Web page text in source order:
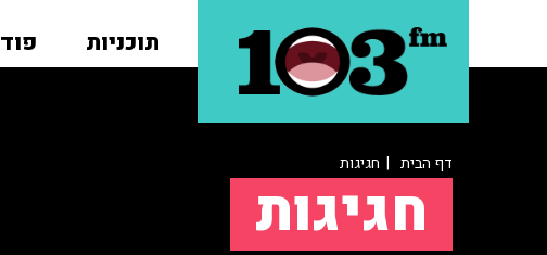
תוכניות
דף הבית | חגיגות
חגיגות